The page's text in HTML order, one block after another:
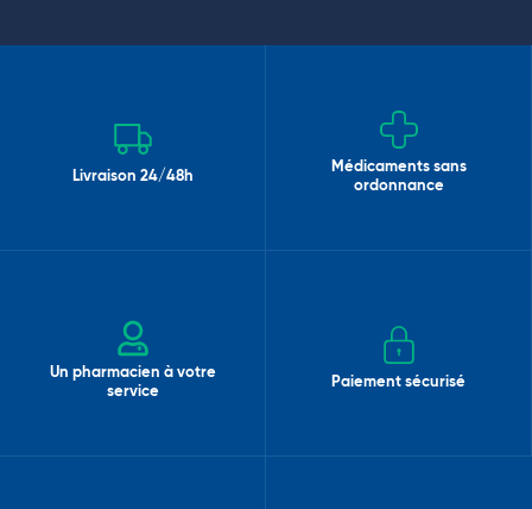
Livraison 24/48h
Médicaments sans
ordonnance
Un pharmacien à votre
service
Paiement sécurisé